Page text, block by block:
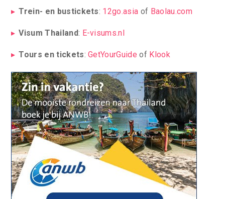
Trein- en bustickets: 12go.asia of Baolau.com
Visum Thailand: E-visums.nl
Tours en tickets:GetYourGuide of Klook